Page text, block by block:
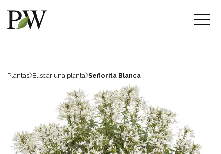
Plantas Buscar una planta Señorita Blanca